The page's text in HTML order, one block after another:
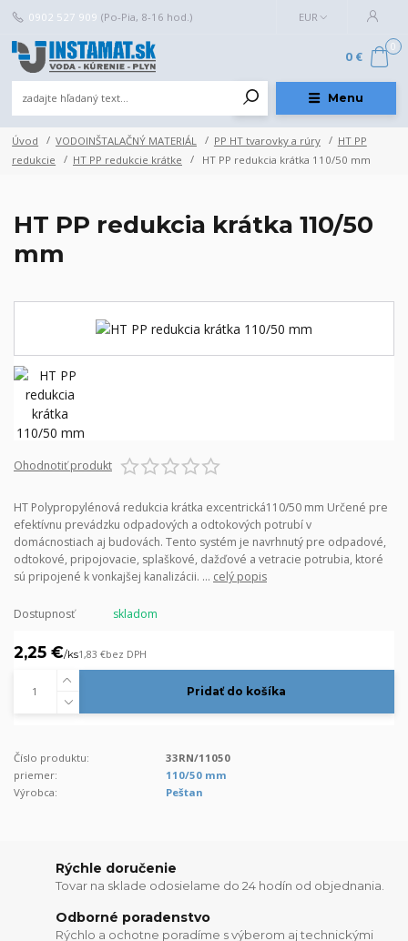
Menu
EUR
0902 527 909 (Po-Pia, 8-16 hod.)
0
0 €
Úvod VODOINŠTALAČNÝ MATERIÁL PP HT tvarovky a rúry
HT PP
redukcie
HT PP redukcie krátke HT PP redukcia krátka 110/50 mm
HT PP redukcia krátka 110/50
mm
Ohodnotiť produkt
HT Polypropylénová redukcia krátka excentrická110/50 mm Určené pre
efektívnu prevádzku odpadových a odtokových potrubí v
domácnostiach aj budovách. Tento systém je navrhnutý pre odpadové,
odtokové, pripojovacie, splaškové, dažďové a vetracie potrubia, ktoré
sú pripojené k vonkajšej kanalizácii. ... celý popis
Dostupnosť skladom
2,25 €/ks1,83 €bez DPH
Pridať do košíka
Číslo produktu:
33RN/11050
priemer:
110/50 mm
Výrobca:
Peštan
Rýchle doručenie
Tovar na sklade odosielame do 24 hodín od objednania.
Odborné poradenstvo
Rýchlo a ochotne poradíme s výberom aj technickými